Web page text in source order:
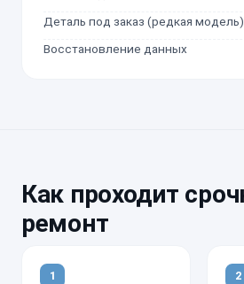
Деталь под заказ (редкая модель)
Восстановление данных
Как проходит
ремонт
1 2